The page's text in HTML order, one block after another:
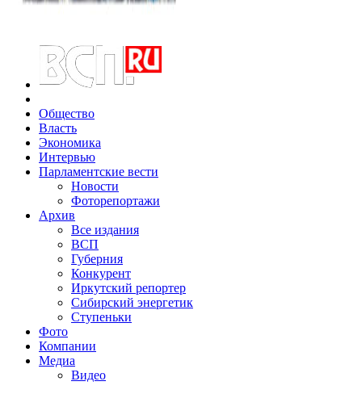
Общество
Власть
Экономика
Интервью
Парламентские вести
Новости
Фоторепортажи
Архив
Все издания
ВСП
Губерния
Конкурент
Иркутский репортер
Сибирский энергетик
Ступеньки
Фото
Компании
Медиа
Видео